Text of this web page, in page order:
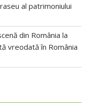
al patrimoniului
din România la
vreodată în România